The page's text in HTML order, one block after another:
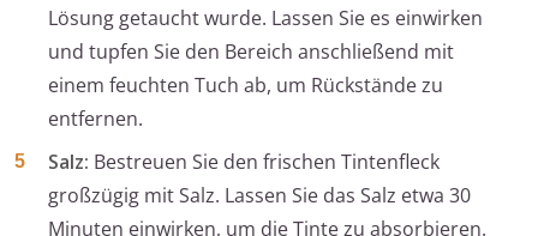
Lösung getaucht wurde. Lassen Sie es einwirken
und tupfen Sie den Bereich anschließend mit
einem feuchten Tuch ab, um Rückstände zu
entfernen.
Salz: Bestreuen Sie den frischen Tintenfleck
großzügig mit Salz. Lassen Sie das Salz etwa 30
Minuten einwirken, um die Tinte zu absorbieren.